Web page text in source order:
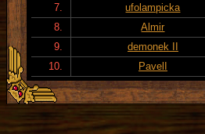
7.
ufolampicka
8.
Almir
9.
demonek II
10.
PavelI